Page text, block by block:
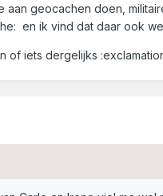
geocachen doen,
en ik vind dat daar ook
of iets dergelijks